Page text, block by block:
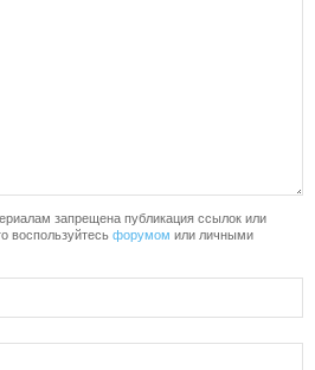
запрещена публикация ссылок или
воспользуйтесь форумом или личными